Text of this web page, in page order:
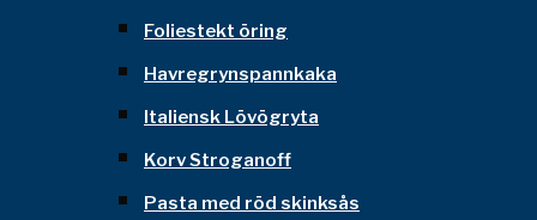
Foliestekt öring
Havregrynspannkaka
Italiensk Lövögryta
Korv Stroganoff
Pasta med röd skinksås